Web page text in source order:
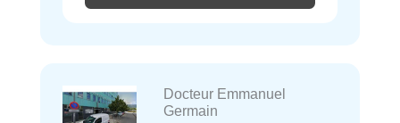
Docteur Emmanuel
Germain